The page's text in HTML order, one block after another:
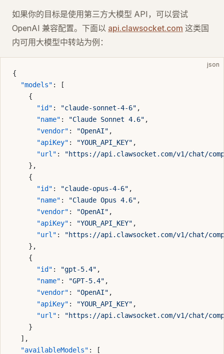
如果你的目标是使用第三方大模型 API，可以尝试
OpenAI 兼容配置。下面以 api.clawsocket.com 这类国
内可用大模型中转站为例：
json
{
  "models"
: [
    {
      "id"
: "claude-sonnet-4-6" ,
      "name"
: "Claude Sonnet 4.6" ,
      "vendor"
: "OpenAI" ,
      "apiKey"
: "YOUR_API_KEY" ,
      "url"
:
"https://api.clawsocket.com/v1/chat/
    },
    {
      "id"
: "claude-opus-4-6" ,
      "name"
: "Claude Opus 4.6" ,
      "vendor"
: "OpenAI" ,
      "apiKey"
: "YOUR_API_KEY" ,
      "url"
:
"https://api.clawsocket.com/v1/chat/
    },
    {
      "id"
: "gpt-5.4" ,
      "name"
: "GPT-5.4" ,
      "vendor"
: "OpenAI" ,
      "apiKey"
: "YOUR_API_KEY" ,
      "url"
:
"https://api.clawsocket.com/v1/chat/
    }
  ],
  "availableModels"
: [